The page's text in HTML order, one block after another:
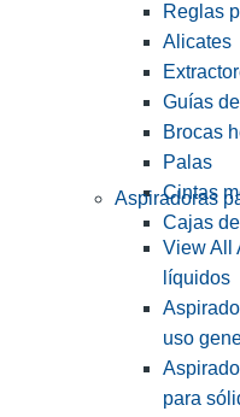
Reglas
Alicates
Guías
Brocas
Palas
Cintas
Cajas
Aspiradoras
View All
líquidos
uso
para